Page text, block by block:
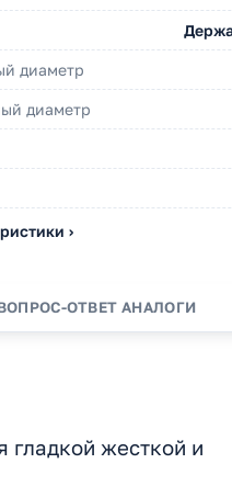
диаметр
диаметр
›
ОТВЕТ АНАЛОГИ
гладкой жесткой и